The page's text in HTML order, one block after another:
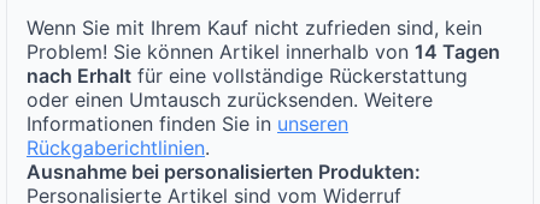
Wenn Sie mit Ihrem Kauf nicht zufrieden sind, kein
Problem! Sie können Artikel innerhalb von 14 Tagen
nach Erhalt für eine vollständige Rückerstattung
oder einen Umtausch zurücksenden. Weitere
Informationen finden Sie in unseren
Rückgaberichtlinien.
Ausnahme bei personalisierten Produkten:
Personalisierte Artikel sind vom Widerruf